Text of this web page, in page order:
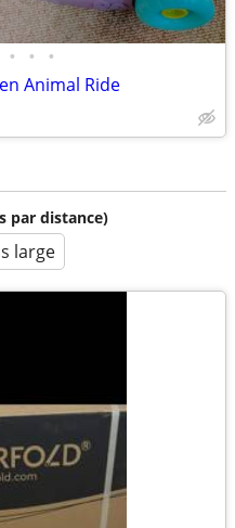
• • •
Animal Ride
par distance)
large